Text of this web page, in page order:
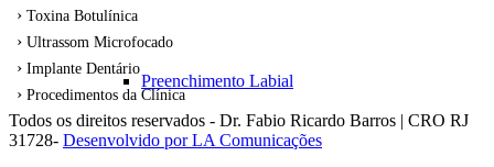
Preenchimento Labial
Toxina Botulínica
Ultrassom Microfocado
Implante Dentário
Procedimentos da Clínica
Todos os direitos reservados - Dr. Fabio Ricardo Barros | CRO RJ
31728- Desenvolvido por LA Comunicações